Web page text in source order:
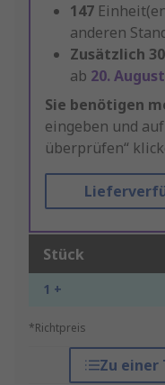
147
anderen
Zusätzlich
ab 20.
Sie benötigen
eingeben und
überprüfen“
Stück
1 +
*Richtpreis
Zu einer